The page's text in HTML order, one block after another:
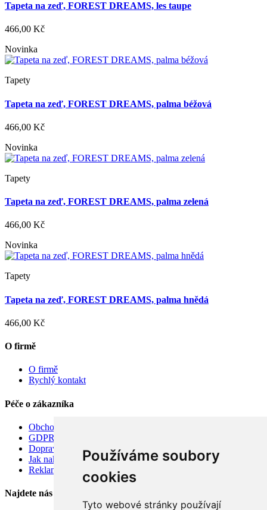
Používáme soubory
cookies
Tyto webové stránky používají
Tapeta na zeď, FOREST DREAMS, les taupe
466,00 Kč
Novinka
Tapety
Tapeta na zeď, FOREST DREAMS, palma béžová
466,00 Kč
Novinka
Tapety
Tapeta na zeď, FOREST DREAMS, palma zelená
466,00 Kč
Novinka
Tapety
Tapeta na zeď, FOREST DREAMS, palma hnědá
466,00 Kč
O firmě
O firmě
Rychlý kontakt
Péče o zákazníka
Obchodní podmínky
GDPR
Doprava
Jak nakupovat
Reklamace
Najdete nás